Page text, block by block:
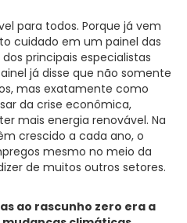
para todos. Porque já vem
cuidado em um painel das
principais especialistas
já disse que não somente
mas exatamente como
da crise econômica,
mais energia renovável. Na
crescido a cada ano, o
mesmo no meio da
de muitos outros setores.
ao rascunho zero era a